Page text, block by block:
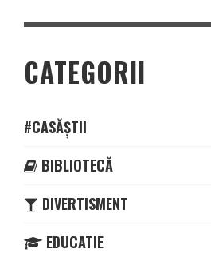
CATEGORII
#CASĂȘTII
BIBLIOTECĂ
DIVERTISMENT
EDUCATIE